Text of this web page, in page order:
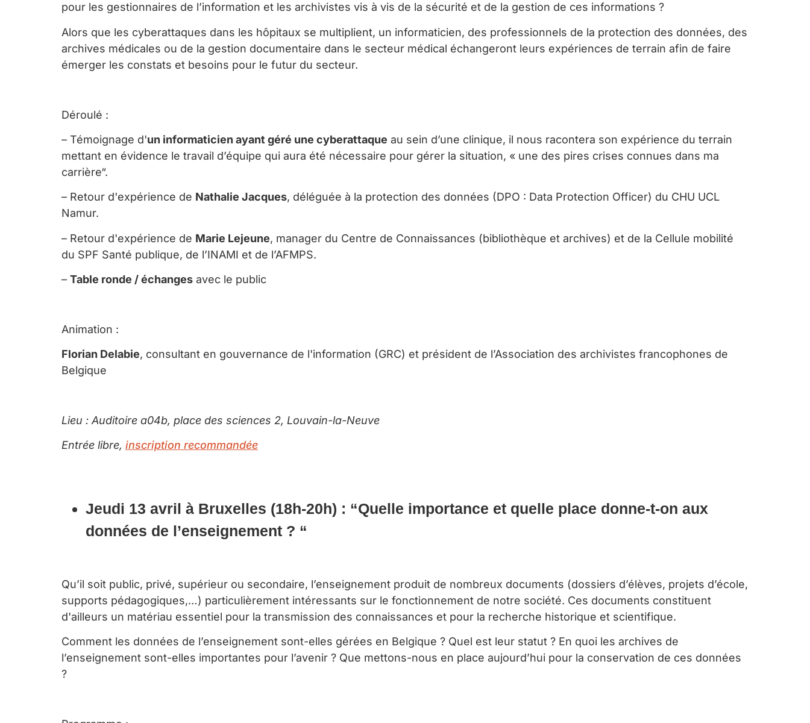
pour les gestionnaires de l’information et les archivistes vis à vis de la sécurité et de la gestion de ces informations ?
Alors que les cyberattaques dans les hôpitaux se multiplient, un informaticien, des professionnels de la protection des données, des
archives médicales ou de la gestion documentaire dans le secteur médical échangeront leurs expériences de terrain afin de faire
émerger les constats et besoins pour le futur du secteur.
Déroulé :
– Témoignage d'un informaticien ayant géré une cyberattaque au sein d’une clinique, il nous racontera son expérience du terrain
mettant en évidence le travail d’équipe qui aura été nécessaire pour gérer la situation, « une des pires crises connues dans ma
carrière“.
– Retour d'expérience de Nathalie Jacques, déléguée à la protection des données (DPO : Data Protection Officer) du CHU UCL
Namur.
– Retour d'expérience de Marie Lejeune, manager du Centre de Connaissances (bibliothèque et archives) et de la Cellule mobilité
du SPF Santé publique, de l’INAMI et de l’AFMPS.
– Table ronde / échanges avec le public
Animation :
Florian Delabie, consultant en gouvernance de l'information (GRC) et président de l’Association des archivistes francophones de
Belgique
Lieu : Auditoire a04b, place des sciences 2, Louvain-la-Neuve
Entrée libre, inscription recommandée
Jeudi 13 avril à Bruxelles (18h-20h) : “Quelle importance et quelle place donne-t-on aux
données de l’enseignement ? “
Qu’il soit public, privé, supérieur ou secondaire, l’enseignement produit de nombreux documents (dossiers d’élèves, projets d’école,
supports pédagogiques,…) particulièrement intéressants sur le fonctionnement de notre société. Ces documents constituent
d'ailleurs un matériau essentiel pour la transmission des connaissances et pour la recherche historique et scientifique.
Comment les données de l’enseignement sont-elles gérées en Belgique ? Quel est leur statut ? En quoi les archives de
l’enseignement sont-elles importantes pour l’avenir ? Que mettons-nous en place aujourd’hui pour la conservation de ces données
?